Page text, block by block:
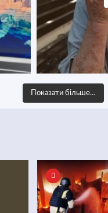
Показати більше…